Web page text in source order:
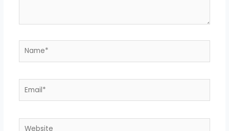
Name*
Email*
Website